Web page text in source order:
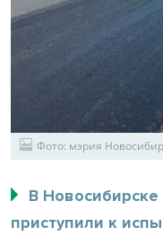
Фото: мэрия
В Новосибирске
приступили к